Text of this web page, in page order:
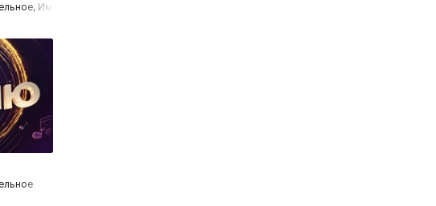
Импровизация, Интеллектуальное